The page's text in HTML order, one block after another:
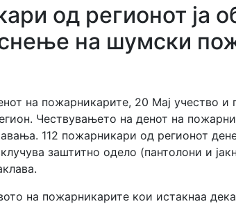
од регионот ја
на шумски
на пожарникарите, 20 Мај учество и
Чествувањето на денот на
112 пожарникари од регионот
заштитно одело (пантолони и
на пожарникарите кои истакнаа